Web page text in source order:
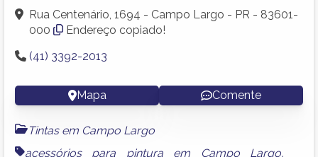
Rua Centenário, 1694 - Campo Largo - PR - 83601-
000
Endereço copiado!
(41) 3392-2013
Mapa Comente
Tintas em Campo Largo
acessórios para pintura em Campo Largo,